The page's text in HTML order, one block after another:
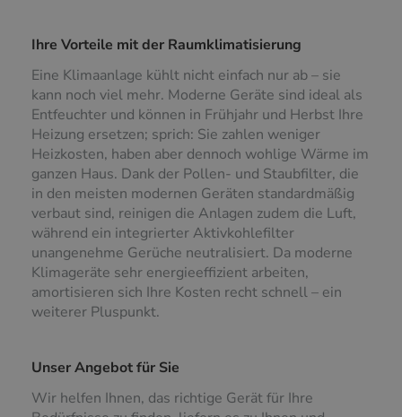
Ihre Vorteile mit der Raumklimatisierung
Eine Klimaanlage kühlt nicht einfach nur ab – sie
kann noch viel mehr. Moderne Geräte sind ideal als
Entfeuchter und können in Frühjahr und Herbst Ihre
Heizung ersetzen; sprich: Sie zahlen weniger
Heizkosten, haben aber dennoch wohlige Wärme im
ganzen Haus. Dank der Pollen- und Staubfilter, die
in den meisten modernen Geräten standardmäßig
verbaut sind, reinigen die Anlagen zudem die Luft,
während ein integrierter Aktivkohlefilter
unangenehme Gerüche neutralisiert. Da moderne
Klimageräte sehr energieeffizient arbeiten,
amortisieren sich Ihre Kosten recht schnell – ein
weiterer Pluspunkt.
Unser Angebot für Sie
Wir helfen Ihnen, das richtige Gerät für Ihre